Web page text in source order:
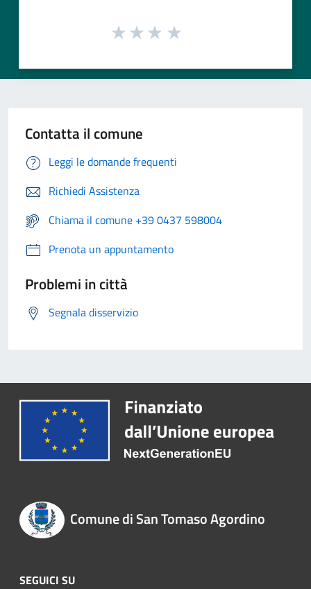
Contatta il comune
Leggi le domande frequenti
Richiedi Assistenza
Chiama il comune +39 0437 598004
Prenota un appuntamento
Problemi in città
Segnala disservizio
Comune di San Tomaso Agordino
SEGUICI SU